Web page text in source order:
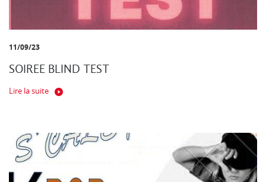
11/09/23
SOIREE BLIND TEST
Lire la suite